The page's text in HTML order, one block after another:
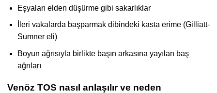
Eşyaları elden düşürme gibi sakarlıklar
İleri vakalarda başparmak dibindeki kasta erime (Gilliatt-
Sumner eli)
Boyun ağrısıyla birlikte başın arkasına yayılan baş
ağrıları
Venöz TOS nasıl anlaşılır ve neden